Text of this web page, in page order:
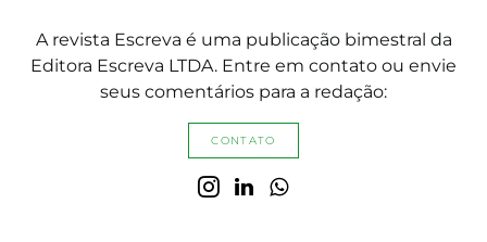
A revista Escreva é uma publicação bimestral da
Editora Escreva LTDA. Entre em contato ou envie
seus comentários para a redação:
CONTATO